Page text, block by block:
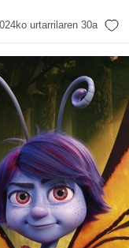
urtarrilaren 30a